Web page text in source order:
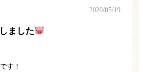
ました
2020/05/19
す！